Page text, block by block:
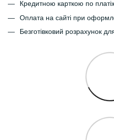
Кредитною карткою по
Оплата на сайті при
Безготівковий розрахунок